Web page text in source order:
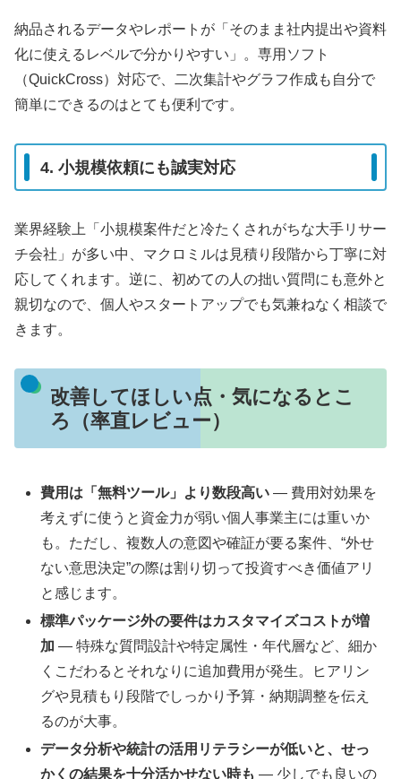
納品されるデータやレポートが「そのまま社内提出や資料
化に使えるレベルで分かりやすい」。専用ソフト
（QuickCross）対応で、二次集計やグラフ作成も自分で
簡単にできるのはとても便利です。
4. 小規模依頼にも誠実対応
業界経験上「小規模案件だと冷たくされがちな大手リサー
チ会社」が多い中、マクロミルは見積り段階から丁寧に対
応してくれます。逆に、初めての人の拙い質問にも意外と
親切なので、個人やスタートアップでも気兼ねなく相談で
きます。
改善してほしい点・気になるとこ
ろ（率直レビュー）
費用は「無料ツール」より数段高い — 費用対効果を
考えずに使うと資金力が弱い個人事業主には重いか
も。ただし、複数人の意図や確証が要る案件、“外せ
ない意思決定”の際は割り切って投資すべき価値アリ
と感じます。
標準パッケージ外の要件はカスタマイズコストが増
加 — 特殊な質問設計や特定属性・年代層など、細か
くこだわるとそれなりに追加費用が発生。ヒアリン
グや見積もり段階でしっかり予算・納期調整を伝え
るのが大事。
データ分析や統計の活用リテラシーが低いと、せっ
かくの結果を十分活かせない時も — 少しでも良いの